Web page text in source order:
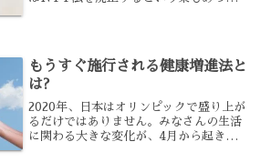
NTT法の内容や改...
もうすぐ施行される健康増進法と
は?
2020年、日本はオリンピックで盛り上が
るだけではありません。みなさんの生活
に関わる大きな変化が、4月から起きる